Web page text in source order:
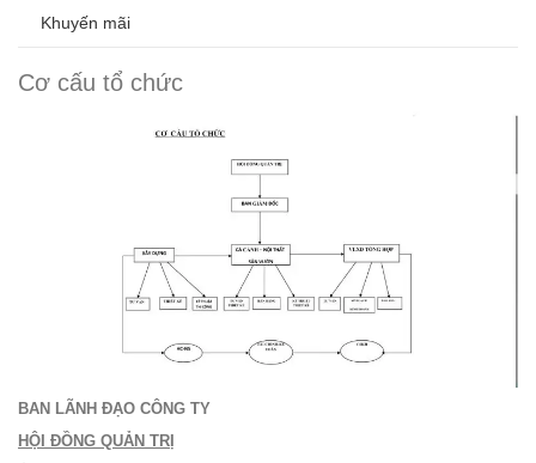
Khuyến mãi
Cơ cấu tổ chức
BAN LÃNH ĐẠO CÔNG TY
HỘI ĐỒNG QUẢN TRỊ